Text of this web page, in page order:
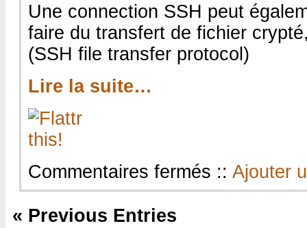
Une connection SSH peut
faire du transfert de fichier
(SSH file transfer protocol)
Lire la suite…
Commentaires fermés sur
Mettre
en
:: Ajouter
« Previous Entries